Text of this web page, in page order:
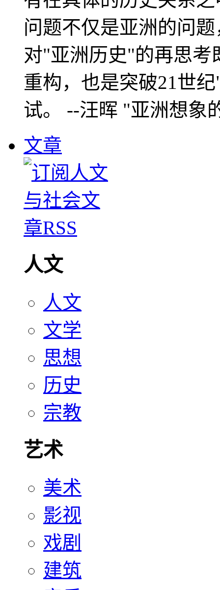
问题不仅是亚洲的问
对"亚洲历史"的再思考
重构，也是突破21世
试。 --汪晖 "亚洲想象
文章
人文
人文
文学
思想
历史
宗教
艺术
美术
影视
戏剧
建筑